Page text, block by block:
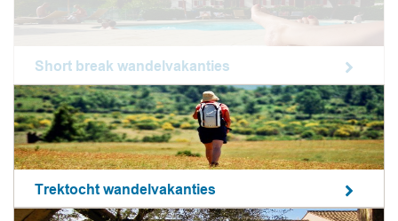
Short break wandelvakanties
Trektocht wandelvakanties